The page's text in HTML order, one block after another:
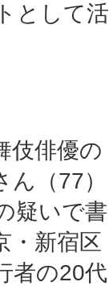
として活
伎俳優の
（77）
疑いで書
新宿区
者の20代